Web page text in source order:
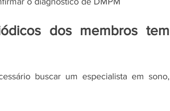
dos membros tem
buscar um especialista em sono,